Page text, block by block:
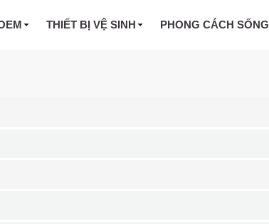
THIẾT BỊ VỆ SINH PHONG CÁCH SỐNG